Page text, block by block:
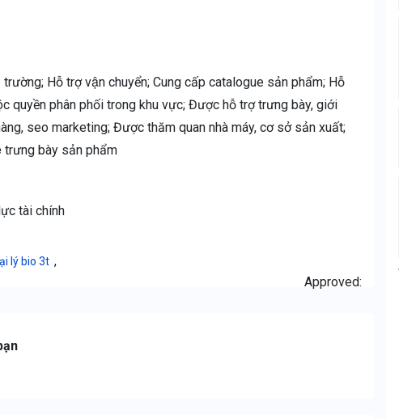
Hỗ trợ vận chuyển; Cung cấp catalogue sản phẩm; Hỗ
quyền phân phối trong khu vực; Được hỗ trợ trưng bày, giới
seo marketing; Được thăm quan nhà máy, cơ sở sản xuất;
trưng bày sản phẩm
tài chính
lý bio 3t ,
Approved: